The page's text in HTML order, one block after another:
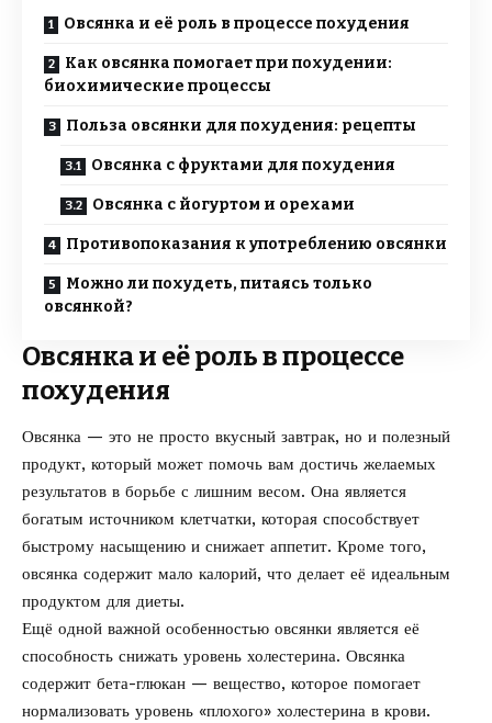
Овсянка и её роль в процессе похудения
Как овсянка помогает при похудении:
биохимические процессы
Польза овсянки для похудения: рецепты
Овсянка с фруктами для похудения
Овсянка с йогуртом и орехами
Противопоказания к употреблению овсянки
Можно ли похудеть, питаясь только
овсянкой?
Овсянка и её роль в процессе
похудения
Овсянка — это не просто вкусный завтрак, но и полезный
продукт, который может помочь вам достичь желаемых
результатов в борьбе с лишним весом. Она является
богатым источником клетчатки, которая способствует
быстрому насыщению и снижает аппетит. Кроме того,
овсянка содержит мало калорий, что делает её идеальным
продуктом для диеты.
Ещё одной важной особенностью овсянки является её
способность снижать уровень холестерина. Овсянка
содержит бета-глюкан — вещество, которое помогает
нормализовать уровень «плохого» холестерина в крови.